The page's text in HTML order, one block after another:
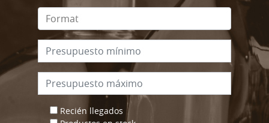
Recién llegados